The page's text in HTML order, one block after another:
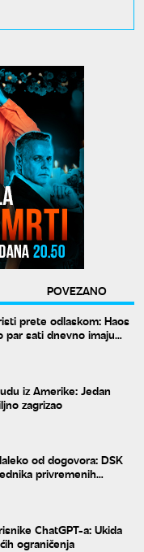
POVEZANO
prete odlaskom: Haos
par sati dnevno imaju
iz Amerike: Jedan
zagrizao
od dogovora: DSK
privremenih
ChatGPT-a: Ukida
ograničenja